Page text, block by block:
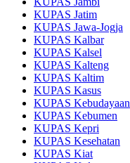
KUPAS Jatim
KUPAS Jawa-Jogja
KUPAS Kalbar
KUPAS Kalsel
KUPAS Kalteng
KUPAS Kaltim
KUPAS Kasus
KUPAS Kebudayaan
KUPAS Kebumen
KUPAS Kepri
KUPAS Kesehatan
KUPAS Kiat